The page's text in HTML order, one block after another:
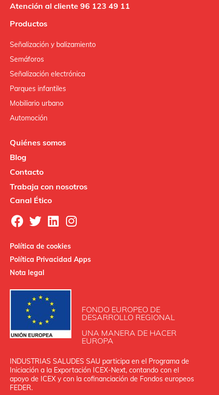
Atención al cliente 96 123 49 11
Productos
Señalización y balizamiento
Semáforos
Señalización electrónica
Parques infantiles
Mobiliario urbano
Automoción
Quiénes somos
Blog
Contacto
Trabaja con nosotros
Canal Ético
Política de cookies
Política Privacidad Apps
Nota legal
FONDO EUROPEO DE
DESARROLLO REGIONAL
UNA MANERA DE HACER
EUROPA
INDUSTRIAS SALUDES SAU participa en el Programa de
Iniciación a la Exportación ICEX‐Next, contando con el
apoyo de ICEX y con la cofinanciación de Fondos europeos
FEDER.